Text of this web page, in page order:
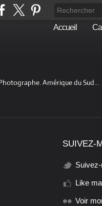
Accueil
Amérique du Sud…
SUIVEZ-
Like
Voir